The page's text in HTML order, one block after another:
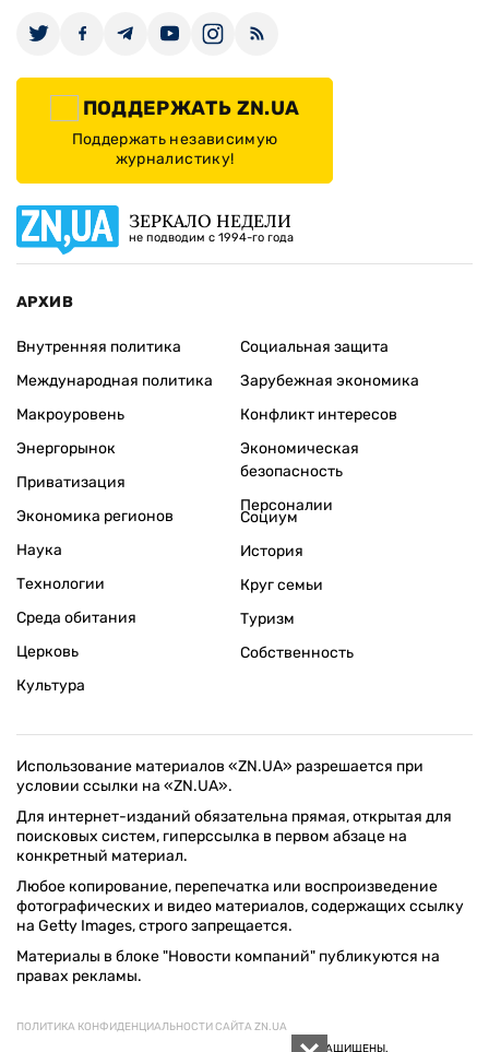
ПОДДЕРЖАТЬ ZN.UA
Поддержать независимую
журналистику!
ЗЕРКАЛО НЕДЕЛИ
не подводим с 1994-го года
АРХИВ
Внутренняя политика
Международная политика
Макроуровень
Энергорынок
Приватизация
Экономика регионов
Социальная защита
Зарубежная экономика
Конфликт интересов
Экономическая
безопасность
Персоналии
Наука
Технологии
Среда обитания
Церковь
Культура
Социум
История
Круг семьи
Туризм
Собственность
Использование материалов «ZN.UA» разрешается при
условии ссылки на «ZN.UA».
Для интернет-изданий обязательна прямая, открытая для
поисковых систем, гиперссылка в первом абзаце на
конкретный материал.
Любое копирование, перепечатка или воспроизведение
фотографических и видео материалов, содержащих ссылку
на Getty Images, строго запрещается.
Материалы в блоке "Новости компаний" публикуются на
правах рекламы.
ПОЛИТИКА КОНФИДЕНЦИАЛЬНОСТИ САЙТА ZN.UA
© 1994–2026 «ЗЕРКАЛО НЕДЕЛИ. УКРАИНА». ВСЕ ПРАВА ЗАЩИЩЕНЫ.